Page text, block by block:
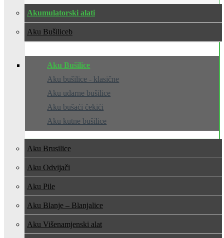
Akumulatorski alati
Aku Bušilice
Aku Bušilice
Aku bušilice - klasične
Aku udarne bušilice
Aku bušaći čekići
Aku kutne bušilice
Aku Brusilice
Aku Odvijači
Aku Pile
Aku Blanje – Blanjalice
Aku Višenamjenski alat